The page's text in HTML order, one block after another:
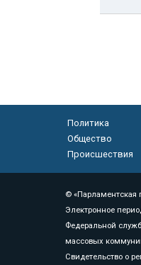
Политика
Общество
Происшествия
© «Парламентская
Электронное
Федеральной
массовых
Свидетельство о